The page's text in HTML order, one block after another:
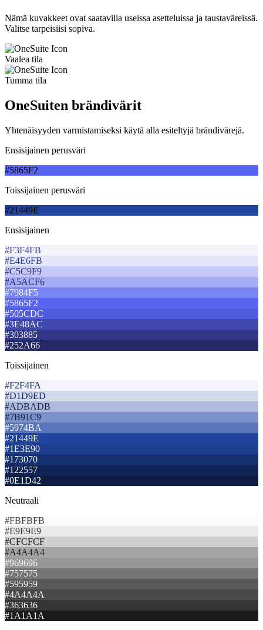
Nämä kuvakkeet ovat saatavilla useissa asetteluissa ja taustaväreissä.
Valitse tarpeisiisi sopiva.
Vaalea tila
Tumma tila
OneSuiten brändivärit
Yhtenäisyyden varmistamiseksi käytä alla esiteltyjä brändivärejä.
Ensisijainen perusväri
#5865F2
Toissijainen perusväri
#21449E
Ensisijainen
#F3F4FB
#E4E6FB
#C5C9F9
#A5ACF6
#7984F5
#5865F2
#505CDC
#3E48AC
#303885
#252A66
Toissijainen
#F2F4FA
#D1D9ED
#ADBADB
#7B91C9
#5974BA
#21449E
#1E3E90
#173070
#122557
#0E1D42
Neutraali
#FBFBFB
#E9E9E9
#CFCFCF
#A4A4A4
#969696
#757575
#595959
#4A4A4A
#363636
#1A1A1A